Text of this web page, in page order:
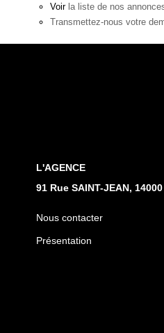
Voir la liste de nos
Transmettez-nous votre
L'AGENCE
91 Rue SAINT-JEAN,
Nous contacter
Présentation